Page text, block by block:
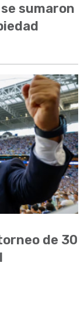
sumaron
de 30